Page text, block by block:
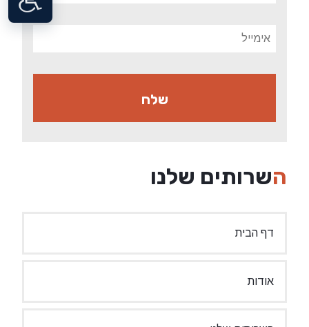
השרותים שלנו
דף הבית
אודות